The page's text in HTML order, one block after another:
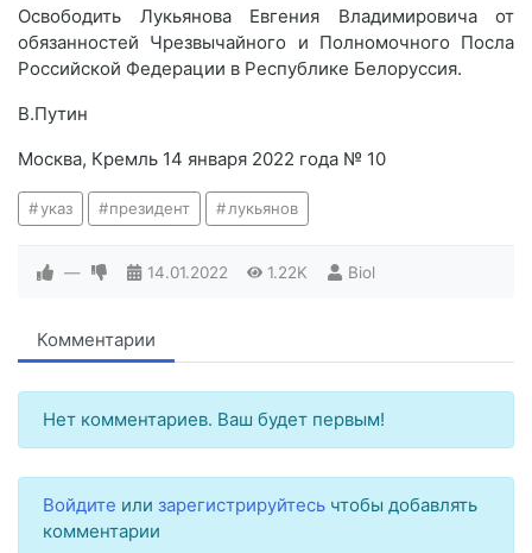
Освободить Лукьянова Евгения Владимировича от
обязанностей Чрезвычайного и Полномочного Посла
Российской Федерации в Республике Белоруссия.
В.Путин
Москва, Кремль 14 января 2022 года № 10
указ президент лукьянов
— 14.01.2022 1.22K Biol
Комментарии
Нет комментариев. Ваш будет первым!
Войдите или зарегистрируйтесь чтобы добавлять
комментарии